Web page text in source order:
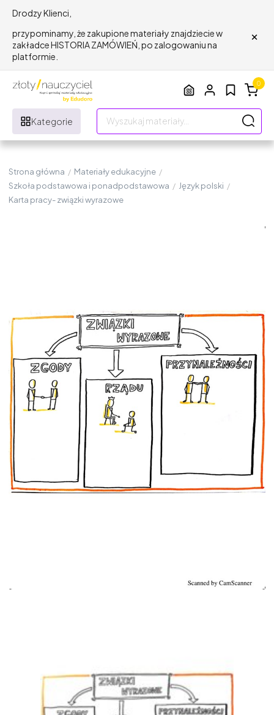
Drodzy Klienci,
przypominamy, że zakupione materiały znajdziecie w
zakładce HISTORIA ZAMÓWIEŃ, po zalogowaniu na
platformie.
×
Kategorie
0
Strona główna / Materiały edukacyjne /
Szkoła podstawowa i ponadpodstawowa / Język polski /
Karta pracy- związki wyrazowe